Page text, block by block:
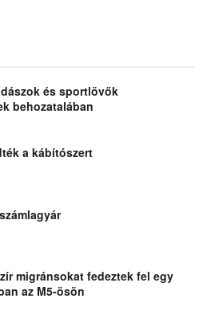
és sportlövők
behozatalában
a kábítószert
migránsokat fedeztek fel egy
az M5-ösön